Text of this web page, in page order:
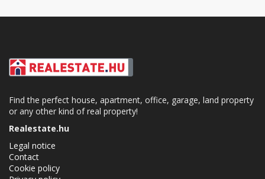
Find the perfect house, apartment, office, garage, land property
or any other kind of real property!
Realestate.hu
Legal notice
Contact
Cookie policy